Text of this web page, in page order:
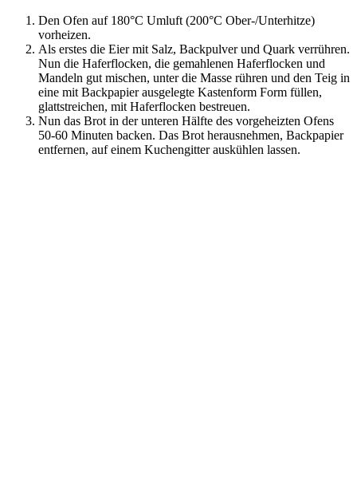
Den Ofen auf 180°C Umluft (200°C Ober-/Unterhitze)
vorheizen.
Als erstes die Eier mit Salz, Backpulver und Quark verrühren.
Nun die Haferflocken, die gemahlenen Haferflocken und
Mandeln gut mischen, unter die Masse rühren und den Teig in
eine mit Backpapier ausgelegte Kastenform Form füllen,
glattstreichen, mit Haferflocken bestreuen.
Nun das Brot in der unteren Hälfte des vorgeheizten Ofens
50-60 Minuten backen. Das Brot herausnehmen, Backpapier
entfernen, auf einem Kuchengitter auskühlen lassen.